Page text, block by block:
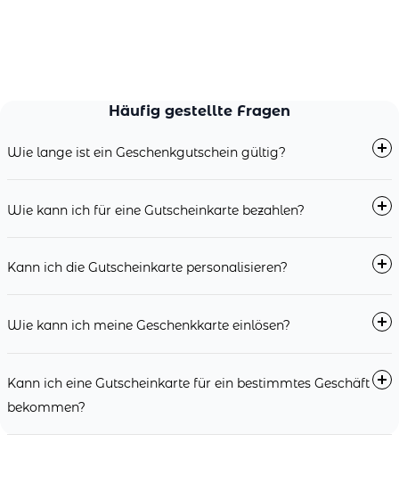
Häufig gestellte Fragen
Wie lange ist ein Geschenkgutschein gültig?
Wie kann ich für eine Gutscheinkarte bezahlen?
Kann ich die Gutscheinkarte personalisieren?
Wie kann ich meine Geschenkkarte einlösen?
Kann ich eine Gutscheinkarte für ein bestimmtes Geschäft
bekommen?